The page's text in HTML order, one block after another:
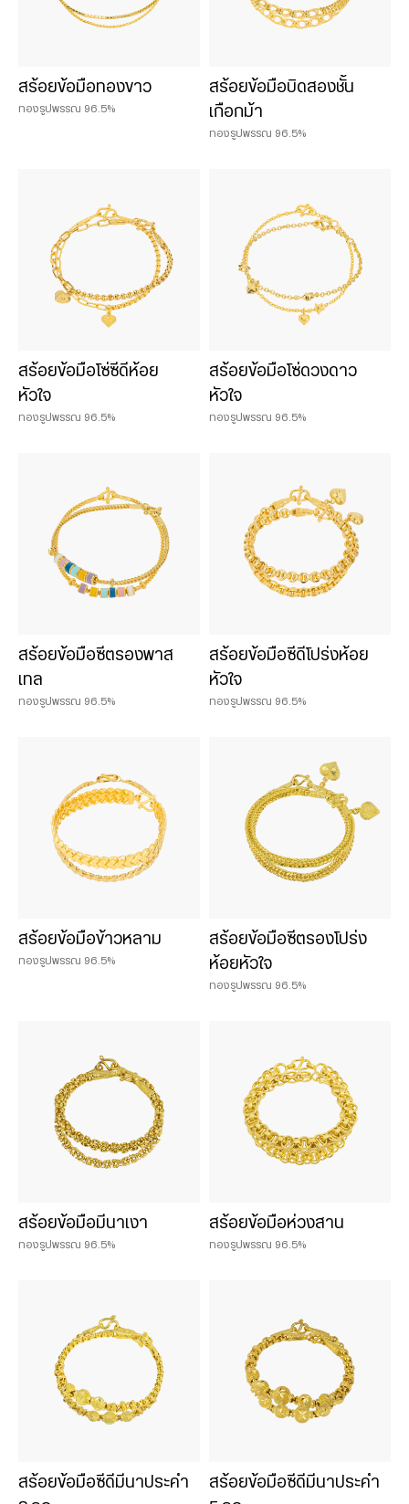
0.075 บาท
0.50 บาท
1 บาท
สร้อยข้อมือทองขาว
ทองรูปพรรณ 96.5%
สร้อยข้อมือบิดสองชั้น
เกือกม้า
ทองรูปพรรณ 96.5%
สร้อยข้อมือโซ่ซีดีห้อย
หัวใจ
ทองรูปพรรณ 96.5%
สร้อยข้อมือโซ่ดวงดาว
หัวใจ
ทองรูปพรรณ 96.5%
สร้อยข้อมือซีตรองพาส
เทล
ทองรูปพรรณ 96.5%
สร้อยข้อมือซีดีโปร่งห้อย
หัวใจ
ทองรูปพรรณ 96.5%
สร้อยข้อมือข้าวหลาม
ทองรูปพรรณ 96.5%
สร้อยข้อมือซีตรองโปร่ง
ห้อยหัวใจ
ทองรูปพรรณ 96.5%
สร้อยข้อมือมีนาเงา
ทองรูปพรรณ 96.5%
สร้อยข้อมือห่วงสาน
ทองรูปพรรณ 96.5%
สร้อยข้อมือซีดีมีนาประคำ
สร้อยข้อมือซีดีมีนาประคำ